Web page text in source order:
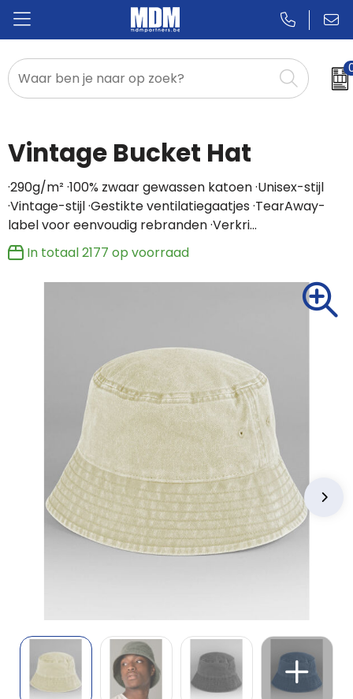
Relatiegeschenken
Promotietextiel
Sportkleding
Vintage Bucket Hat
·290g/m² ·100% zwaar gewassen katoen ·Unisex-stijl
·Vintage-stijl ·Gestikte ventilatiegaatjes ·TearAway-
label voor eenvoudig rebranden ·Verkri…
In totaal2177 op voorraad